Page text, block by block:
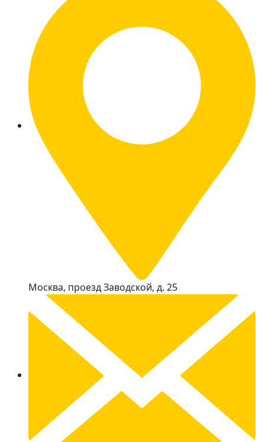
Москва, проезд Заводской, д. 25